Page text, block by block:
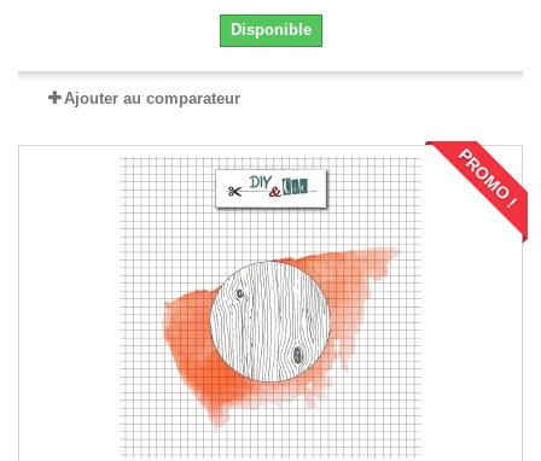
Disponible
Ajouter au comparateur
PROMO !